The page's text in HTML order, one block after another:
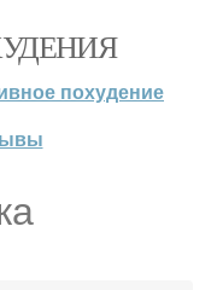
похудение